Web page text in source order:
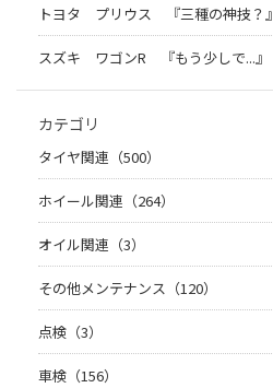
トヨタ プリウス 『三種の神技？』
スズキ ワゴンR 『もう少しで...』
カテゴリ
タイヤ関連（500）
ホイール関連（264）
オイル関連（3）
その他メンテナンス（120）
点検（3）
車検（156）